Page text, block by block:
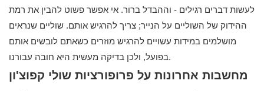
לעשות דברים רגילים - וההבדל ברור. אי אפשר פשוט להבין את רמת
ההידוק של השוליים על הנייר; צריך להרגיש אותם. שוליים שנראים
מושלמים במידות עשויים להרגיש מוזרים כשאתם לובשים אותם
בפועל, ולכן בדיקה מעשית היא חובה עבורנו.
מחשבות אחרונות על פרופורציות שולי קפוצ'ון